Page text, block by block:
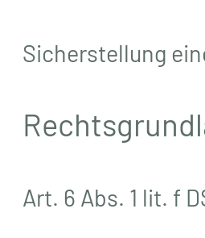
Sicherstellung
Art. 6 Abs. 1 lit. f